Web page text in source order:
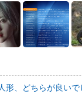
形、どちらが良いで